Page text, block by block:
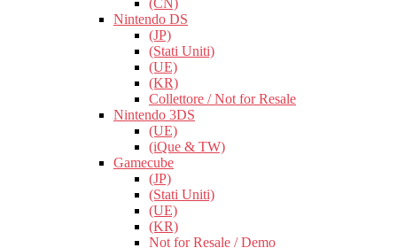
(CN)
Nintendo DS
(JP)
(Stati Uniti)
(UE)
(KR)
Collettore / Not for Resale
Nintendo 3DS
(UE)
(iQue & TW)
Gamecube
(JP)
(Stati Uniti)
(UE)
(KR)
Not for Resale / Demo